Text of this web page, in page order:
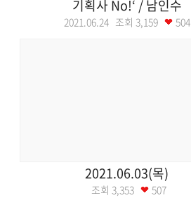
기획사 No!‘ / 남인수
2021.06.24 조회 3,159 504
2021.06.03(목)
조회 3,353 507